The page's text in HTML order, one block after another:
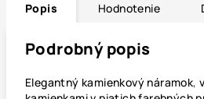
Popis Hodnotenie
Podrobný popis
Elegantný kamienkový náramok,